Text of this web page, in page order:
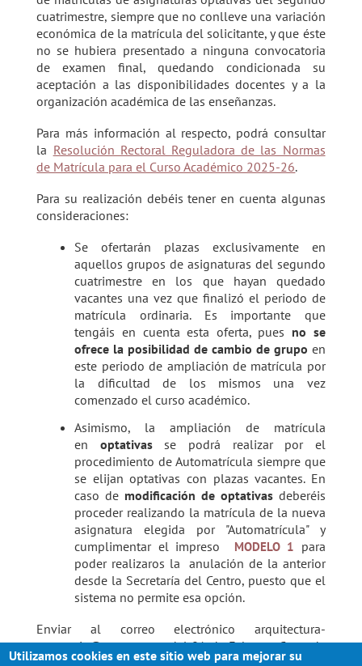
cuatrimestre, siempre que no conlleve una variación
económica de la matrícula del solicitante, y que éste
no se hubiera presentado a ninguna convocatoria
de examen final, quedando condicionada su
aceptación a las disponibilidades docentes y a la
organización académica de las enseñanzas.
Para más información al respecto, podrá consultar
la Resolución Rectoral Reguladora de las Normas
de Matrícula para el Curso Académico 2025-26.
Para su realización debéis tener en cuenta algunas
consideraciones:
Se ofertarán plazas exclusivamente en
aquellos grupos de asignaturas del segundo
cuatrimestre en los que hayan quedado
vacantes una vez que finalizó el periodo de
matrícula ordinaria. Es importante que
tengáis en cuenta esta oferta, pues no se
ofrece la posibilidad de cambio de grupo en
este periodo de ampliación de matrícula por
la dificultad de los mismos una vez
comenzado el curso académico.
Asimismo, la ampliación de matrícula
en optativasse podrá realizar por el
procedimiento de Automatrícula siempre que
se elijan optativas con plazas vacantes. En
caso de modificación de optativas deberéis
proceder realizando la matrícula de la nueva
asignatura elegida por "Automatrícula" y
cumplimentar el impreso
MODELO 1 para
poder realizaros la anulación de la anterior
desde la Secretaría del Centro, puesto que el
sistema no permite esa opción.
Enviar al correo electrónico arquitectura-
secretaria@us.es antes del 01 de Febrero: Carta de
Utilizamos cookies en este sitio web para mejorar su